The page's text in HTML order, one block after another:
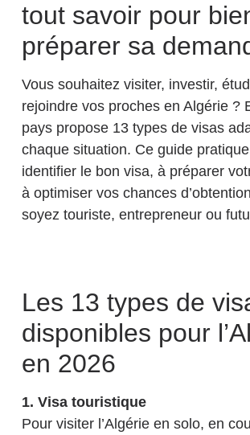
tout savoir pour
préparer sa
Vous souhaitez visiter, investir,
rejoindre vos proches en Algérie ?
pays propose 13 types de visas
chaque situation. Ce guide
identifier le bon visa, à préparer
à optimiser vos chances
soyez touriste, entrepreneur ou
Les 13 types de
disponibles pour
en 2026
1. Visa touristique
Pour visiter l’Algérie en solo, en